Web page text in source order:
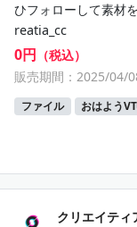
ひフォローして素材
reatia_cc
0円 （税込）
販売期間：2025/04/
ファイル おはよう
クリエイテ